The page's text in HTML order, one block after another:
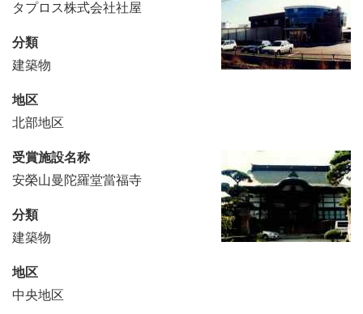
タプロス株式会社社屋
分類
建築物
地区
北部地区
受賞施設名称
安榮山曼陀羅堂當福寺
分類
建築物
地区
中央地区